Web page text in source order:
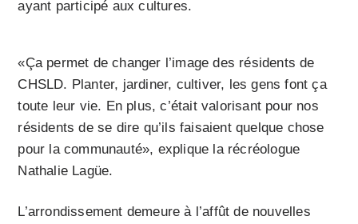
ayant participé aux cultures.
«Ça permet de changer l’image des résidents de
CHSLD. Planter, jardiner, cultiver, les gens font ça
toute leur vie. En plus, c’était valorisant pour nos
résidents de se dire qu’ils faisaient quelque chose
pour la communauté», explique la récréologue
Nathalie Lagüe.
L’arrondissement demeure à l’affût de nouvelles